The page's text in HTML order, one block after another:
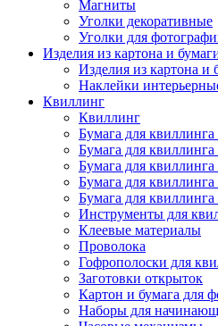
Магниты
Уголки декоративные
Уголки для
Изделия из картона и
Изделия из картона и
Наклейки
Квиллинг
Квиллинг
Бумага для
Бумага для
Бумага для
Бумага для
Бумага для
Инструменты для
Клеевые материалы
Проволока
Гофрополоски для
Заготовки открыток
Картон и бумага для
Наборы для